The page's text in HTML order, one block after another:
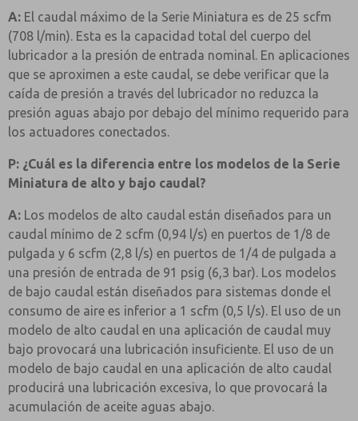
A: El caudal máximo de la Serie Miniatura es de 25 scfm
(708 l/min). Esta es la capacidad total del cuerpo del
lubricador a la presión de entrada nominal. En aplicaciones
que se aproximen a este caudal, se debe verificar que la
caída de presión a través del lubricador no reduzca la
presión aguas abajo por debajo del mínimo requerido para
los actuadores conectados.
P: ¿Cuál es la diferencia entre los modelos de la Serie
Miniatura de alto y bajo caudal?
A: Los modelos de alto caudal están diseñados para un
caudal mínimo de 2 scfm (0,94 l/s) en puertos de 1/8 de
pulgada y 6 scfm (2,8 l/s) en puertos de 1/4 de pulgada a
una presión de entrada de 91 psig (6,3 bar). Los modelos
de bajo caudal están diseñados para sistemas donde el
consumo de aire es inferior a 1 scfm (0,5 l/s). El uso de un
modelo de alto caudal en una aplicación de caudal muy
bajo provocará una lubricación insuficiente. El uso de un
modelo de bajo caudal en una aplicación de alto caudal
producirá una lubricación excesiva, lo que provocará la
acumulación de aceite aguas abajo.